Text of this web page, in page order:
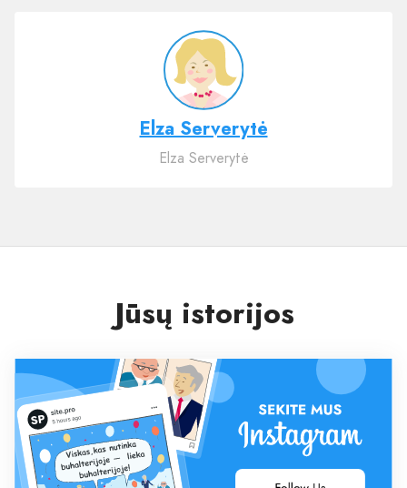
Elza Serverytė
Elza Serverytė
Jūsų istorijos